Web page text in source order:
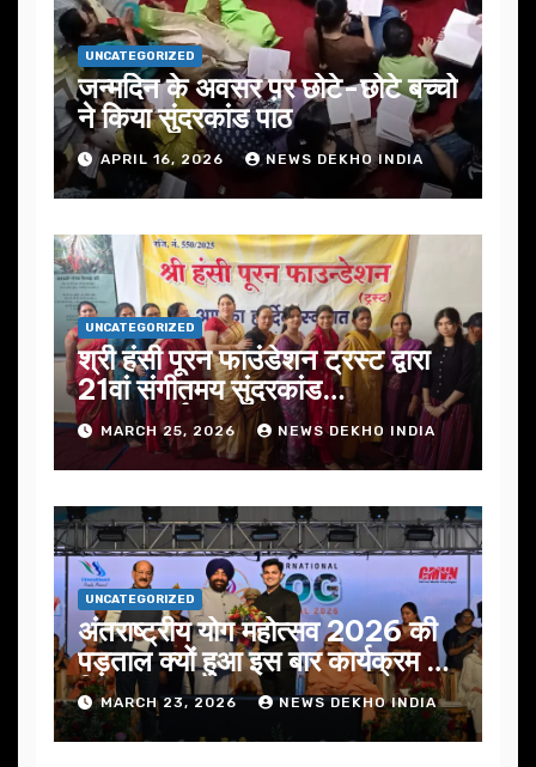
UNCATEGORIZED
जन्मदिन के अवसर प़र छोटे-छोटे बच्चो
ने किया सुंदरकांड पाठ
APRIL 16, 2026 NEWS DEKHO INDIA
UNCATEGORIZED
श्री हंसी पूरन फाउंडेशन ट्रस्ट द्वारा
21वां संगीतमय सुंदरकांड
सफलतापूर्वक संपन्न
MARCH 25, 2026 NEWS DEKHO INDIA
UNCATEGORIZED
अंतराष्ट्रीय योग महोत्सव 2026 की
पड़ताल क्यों हुआ इस बार कार्यक्रम में
निखार
MARCH 23, 2026 NEWS DEKHO INDIA